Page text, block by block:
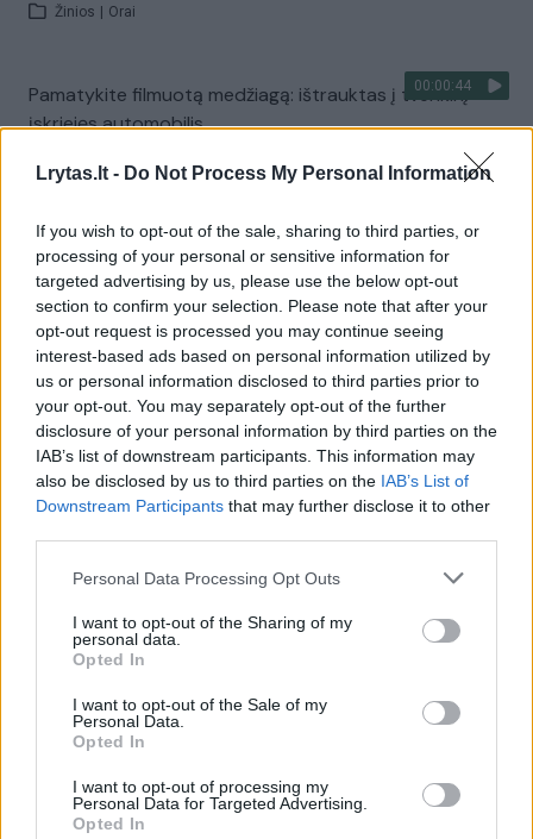
Lrytas.lt - Do Not Process My Personal Information
If you wish to opt-out of the sale, sharing to third parties, or
processing of your personal or sensitive information for
targeted advertising by us, please use the below opt-out
section to confirm your selection. Please note that after your
opt-out request is processed you may continue seeing
interest-based ads based on personal information utilized by
us or personal information disclosed to third parties prior to
your opt-out. You may separately opt-out of the further
disclosure of your personal information by third parties on the
IAB’s list of downstream participants. This information may
also be disclosed by us to third parties on the IAB’s List of
Downstream Participants that may further disclose it to other
Personal Data Processing Opt Outs
I want to opt-out of the Sharing of my
personal data.
Opted In
I want to opt-out of the Sale of my
Personal Data.
Opted In
I want to opt-out of processing my
Personal Data for Targeted Advertising.
Opted In
Žinios Orai
00:00:44
Pamatykite filmuotą medžiagą: ištrauktas į tvenkinį
įskriejęs automobilis
| Lietuvos diena
00:00:57
Sinoptikai atsakė, kokiais orais užbaigsime darbo
savaitę: karščiai atsitrauks
Žinios | Orai
Visi įrašai
Žiūrimiausi įrašai
00:00:30
Vaizdai iš tragiškos avarijos Vilniaus r.: dviejų moterų ir
vaiko gyvybių išgelbėti nepavyko
Žinios | Lietuvos diena
Savaitės vidurys nusimato karštas: temperatūra kils iki
Žinios | Orai